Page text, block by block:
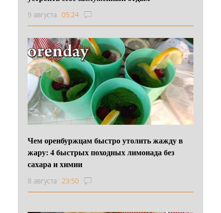
9 августа 05:24
Чем оренбуржцам быстро утолить жажду в
жару: 4 быстрых походных лимонада без
сахара и химии
8 августа 23:50